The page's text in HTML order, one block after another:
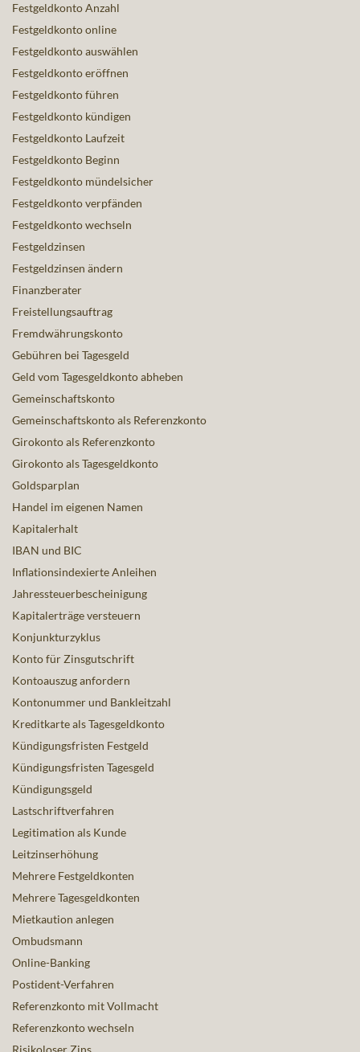
Festgeldkonto Anzahl
Festgeldkonto online
Festgeldkonto auswählen
Festgeldkonto eröffnen
Festgeldkonto führen
Festgeldkonto kündigen
Festgeldkonto Laufzeit
Festgeldkonto Beginn
Festgeldkonto mündelsicher
Festgeldkonto verpfänden
Festgeldkonto wechseln
Festgeldzinsen
Festgeldzinsen ändern
Finanzberater
Freistellungsauftrag
Fremdwährungskonto
Gebühren bei Tagesgeld
Geld vom Tagesgeldkonto abheben
Gemeinschaftskonto
Gemeinschaftskonto als Referenzkonto
Girokonto als Referenzkonto
Girokonto als Tagesgeldkonto
Goldsparplan
Handel im eigenen Namen
Kapitalerhalt
IBAN und BIC
Inflationsindexierte Anleihen
Jahressteuerbescheinigung
Kapitalerträge versteuern
Konjunkturzyklus
Konto für Zinsgutschrift
Kontoauszug anfordern
Kontonummer und Bankleitzahl
Kreditkarte als Tagesgeldkonto
Kündigungsfristen Festgeld
Kündigungsfristen Tagesgeld
Kündigungsgeld
Lastschriftverfahren
Legitimation als Kunde
Leitzinserhöhung
Mehrere Festgeldkonten
Mehrere Tagesgeldkonten
Mietkaution anlegen
Ombudsmann
Online-Banking
Postident-Verfahren
Referenzkonto mit Vollmacht
Referenzkonto wechseln